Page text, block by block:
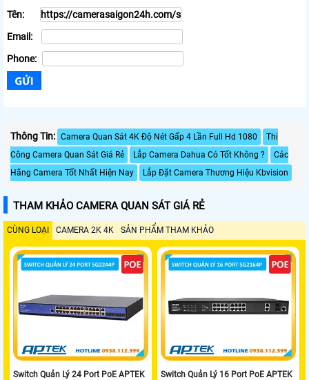
Tên:
Email:
Phone:
Thông Tin: Camera Quan Sát 4K Độ Nét Gấp 4 Lần Full Hd 1080
Thi
Công Camera Quan Sát Giá Rẻ
Lắp Camera Dahua Có Tốt Không ?
Các
Hãng Camera Tốt Nhất Hiện Nay
Lắp Đặt Camera Thương Hiệu Kbvision
THAM KHẢO CAMERA QUAN SÁT GIÁ RẺ
CÙNG LOẠI CAMERA 2K 4K SẢN PHẨM THAM KHẢO
Switch Quản Lý 24 Port PoE APTEK
Switch Quản Lý 16 Port PoE APTEK